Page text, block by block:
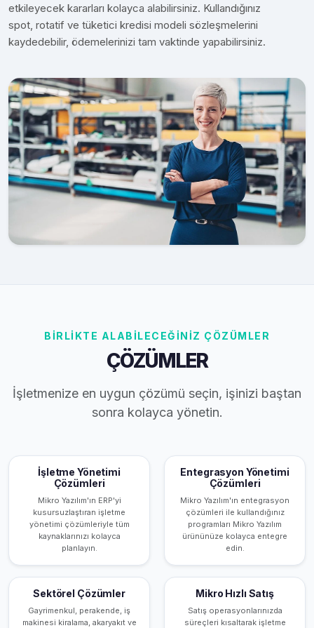
etkileyecek kararları kolayca alabilirsiniz. Kullandığınız
spot, rotatif ve tüketici kredisi modeli sözleşmelerini
kaydedebilir, ödemelerinizi tam vaktinde yapabilirsiniz.
BİRLİKTE ALABİLECEĞİNİZ ÇÖZÜMLER
ÇÖZÜMLER
İşletmenize en uygun çözümü seçin, işinizi baştan
sonra kolayca yönetin.
İşletme Yönetimi
Çözümleri
Mikro Yazılım'ın ERP'yi
kusursuzlaştıran işletme
yönetimi çözümleriyle tüm
kaynaklarınızı kolayca
planlayın.
Entegrasyon Yönetimi
Çözümleri
Mikro Yazılım'ın entegrasyon
çözümleri ile kullandığınız
programları Mikro Yazılım
ürününüze kolayca entegre
edin.
Sektörel Çözümler
Gayrimenkul, perakende, iş
makinesi kiralama, akaryakıt ve
Mikro Hızlı Satış
Satış operasyonlarınızda
süreçleri kısaltarak işletme